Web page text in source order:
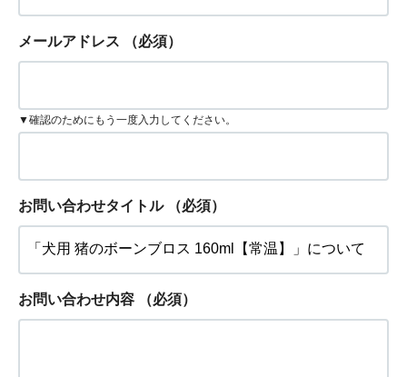
メールアドレス （必須）
▼確認のためにもう一度入力してください。
お問い合わせタイトル （必須）
お問い合わせ内容 （必須）